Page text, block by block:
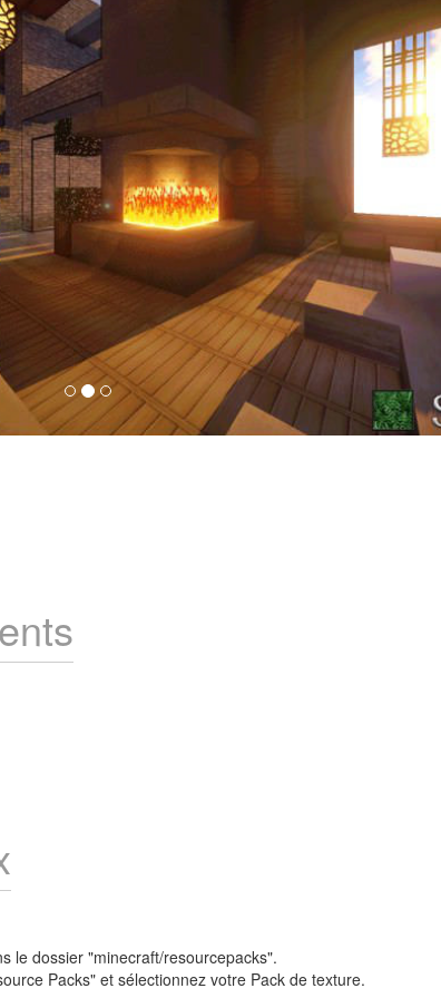
le dossier "minecraft/resourcepacks".
Packs" et sélectionnez votre Pack de texture.